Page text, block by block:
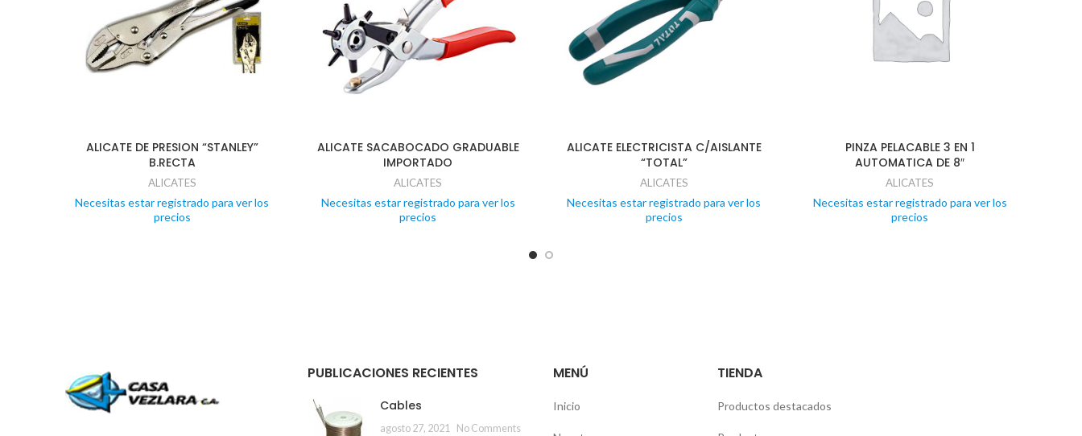
ALICATE DE PRESION “STANLEY”
B.RECTA
ALICATES
Necesitas estar registrado para ver los
precios
ALICATE SACABOCADO GRADUABLE
IMPORTADO
ALICATES
Necesitas estar registrado para ver los
precios
ALICATE ELECTRICISTA C/AISLANTE
“TOTAL”
ALICATES
Necesitas estar registrado para ver los
precios
PINZA PELACABLE 3 EN 1
AUTOMATICA DE 8″
ALICATES
Necesitas estar registrado para ver los
precios
PUBLICACIONES RECIENTES
Cables
agosto 27, 2021 No Comments
MENÚ
Inicio
TIENDA
Productos destacados